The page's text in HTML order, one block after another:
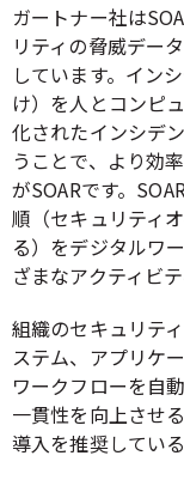
ガートナー社は
リティの脅威デー
しています。イン
け）を人とコンピ
化されたインシデ
うことで、より効
がSOARです。
順（セキュリティ
る）をデジタルワ
ざまなアクティビ
組織のセキュリテ
ステム、アプリケ
ワークフローを自
一貫性を向上させ
導入を推奨してい